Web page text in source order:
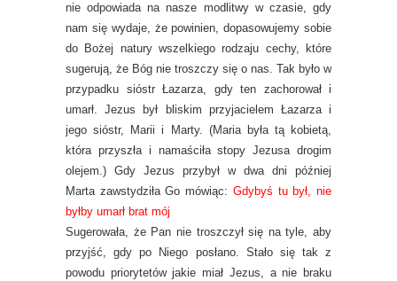
nie odpowiada na nasze modlitwy w czasie, gdy
nam się wydaje, że powinien, dopasowujemy sobie
do Bożej natury wszelkiego rodzaju cechy, które
sugerują, że Bóg nie troszczy się o nas. Tak było w
przypadku sióstr Łazarza, gdy ten zachorował i
umarł. Jezus był bliskim przyjacielem Łazarza i
jego sióstr, Marii i Marty. (Maria była tą kobietą,
która przyszła i namaściła stopy Jezusa drogim
olejem.) Gdy Jezus przybył w dwa dni później
Marta zawstydziła Go mówiąc: Gdybyś tu był, nie
byłby umarł brat mój
Sugerowała, że Pan nie troszczył się na tyle, aby
przyjść, gdy po Niego posłano. Stało się tak z
powodu priorytetów jakie miał Jezus, a nie braku